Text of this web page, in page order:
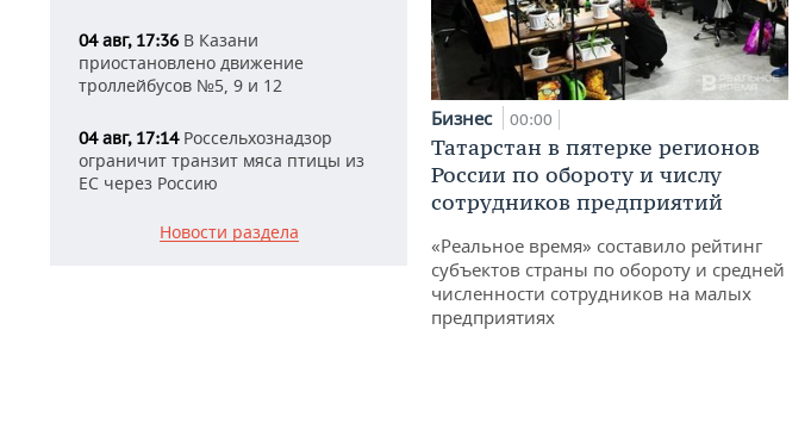
04 авг, 17:36 В Казани
приостановлено движение
троллейбусов №5, 9 и 12
04 авг, 17:14Россельхознадзор
ограничит транзит мяса птицы из
ЕС через Россию
Новости раздела
Бизнес 00:00
Татарстан в пятерке регионов
России по обороту и числу
сотрудников предприятий
«Реальное время» составило рейтинг
субъектов страны по обороту и средней
численности сотрудников на малых
предприятиях